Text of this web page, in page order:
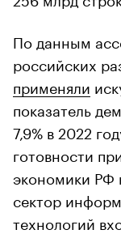
По данным
российских
применяли
показатель
7,9% в 2022
готовности
экономики РФ
сектор
технологий